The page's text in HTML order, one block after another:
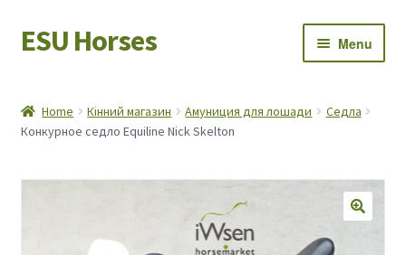
Skip
to
Skip
to
ESU Horses Menu
Latest news
Save Horses
Home Кінний магазин Амуниция для лошади
Седла
Конкурное седло Equiline Nick Skelton